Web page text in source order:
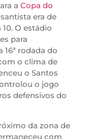
a Copa do
era de
O estádio
para
rodada do
o clima de
o Santos
o jogo
defensivos do
da zona de
com